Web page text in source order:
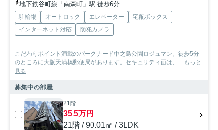
地下鉄谷町線「南森町」駅 徒歩6分
駐輪場 オートロック エレベーター
宅配ボックス
インターネット対応
防犯カメラ
こだわりポイント満載のパークナード中之島公園ロジュマン。徒歩5分
のところに大阪天満橋郵便局があります。セキュリティ面は、... もっと
見る
募集中の部屋
21階
35.5万円
21階 / 90.01㎡ / 3LDK